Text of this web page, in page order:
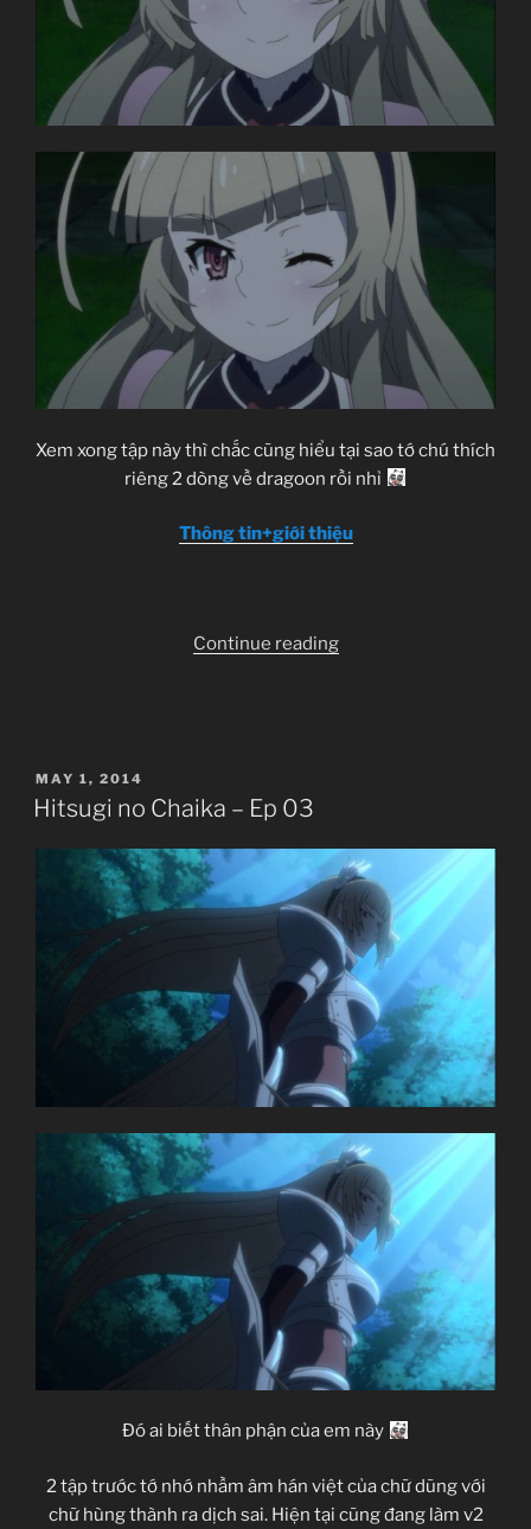
Xem xong tập này thì chắc cũng hiểu tại sao tớ chú thích
riêng 2 dòng về dragoon rồi nhỉ
Thông tin+giới thiệu
Continue reading“Hitsugi
POSTED
ON
MAY 1, 2014
Hitsugi no Chaika – Ep 03
Đó ai biết thân phận của em này
2 tập trước tớ nhớ nhầm âm hán việt của chữ dũng với
chữ hùng thành ra dịch sai. Hiện tại cũng đang làm v2